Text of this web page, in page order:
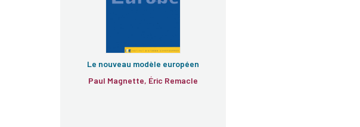
Le nouveau modèle européen
Paul Magnette, Éric Remacle